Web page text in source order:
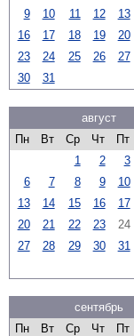
9
10 11 12 13
16
17 18 19 20
23
24 25 26 27
30
31
август
Пн
Вт Ср Чт Пт
1
2 3
6
7 8 9 10
13
14 15 16 17
20
21 22 23 24
27
28 29 30 31
сентябрь
Пн
Вт Ср Чт Пт